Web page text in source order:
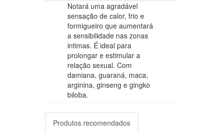
Notará uma agradável
sensação de calor, frio e
formigueiro que aumentará
a sensibilidade nas zonas
intimas. É ideal para
prolongar e estimular a
relação sexual. Com
damiana, guaraná, maca,
arginina, ginseng e gingko
biloba.
Produtos recomendados